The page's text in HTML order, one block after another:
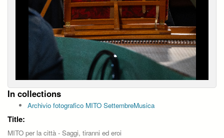
In collections
Archivio fotografico MITO SettembreMusica
Title:
MITO per la città - Saggi, tiranni ed eroi